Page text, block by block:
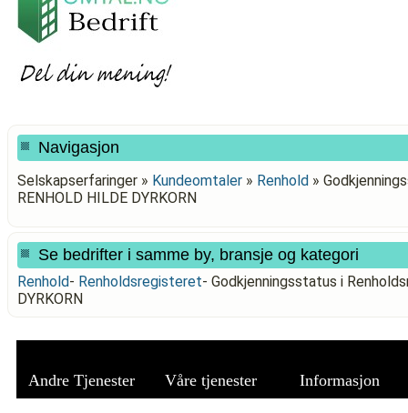
Navigasjon
Selskapserfaringer » Kundeomtaler » Renhold »
RENHOLD HILDE DYRKORN
Se bedrifter i samme by, bransje og kategori
Renhold- Renholdsregisteret- Godkjenningsstatus i
DYRKORN
Andre Tjenester Våre tjenester Informasjon